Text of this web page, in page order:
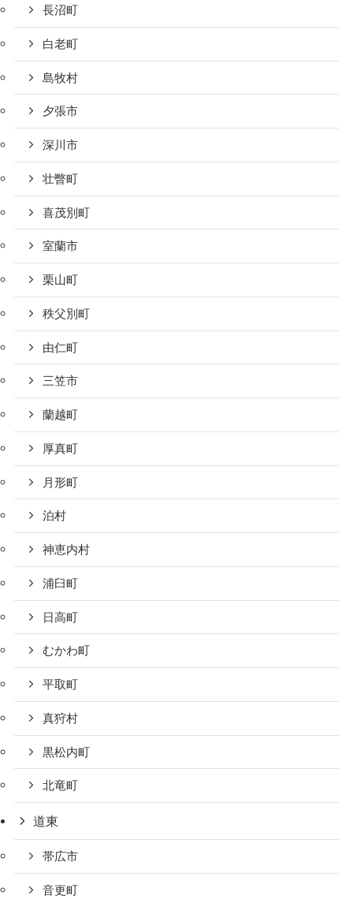
長沼町
白老町
島牧村
夕張市
深川市
壮瞥町
喜茂別町
室蘭市
栗山町
秩父別町
由仁町
三笠市
蘭越町
厚真町
月形町
泊村
神恵内村
浦臼町
日高町
むかわ町
平取町
真狩村
黒松内町
北竜町
道東
帯広市
音更町